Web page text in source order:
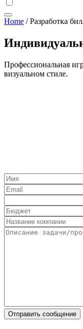
Home /Разработка
Профессиональная
визуальном стиле.